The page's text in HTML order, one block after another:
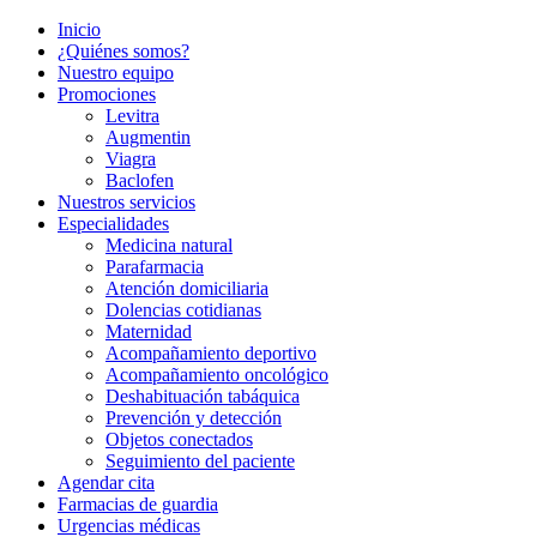
Inicio
¿Quiénes somos?
Nuestro equipo
Promociones
Levitra
Augmentin
Viagra
Baclofen
Nuestros servicios
Especialidades
Medicina natural
Parafarmacia
Atención domiciliaria
Dolencias cotidianas
Maternidad
Acompañamiento deportivo
Acompañamiento oncológico
Deshabituación tabáquica
Prevención y detección
Objetos conectados
Seguimiento del paciente
Agendar cita
Farmacias de guardia
Urgencias médicas